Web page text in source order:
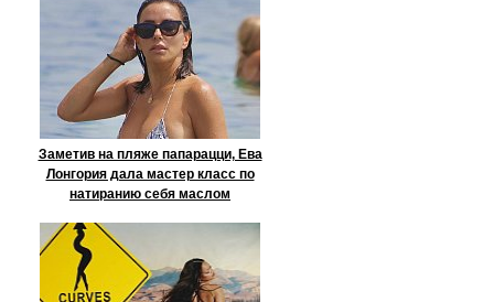
Заметив на пляже папарацци, Ева
Лонгория дала мастер класс по
натиранию себя маслом